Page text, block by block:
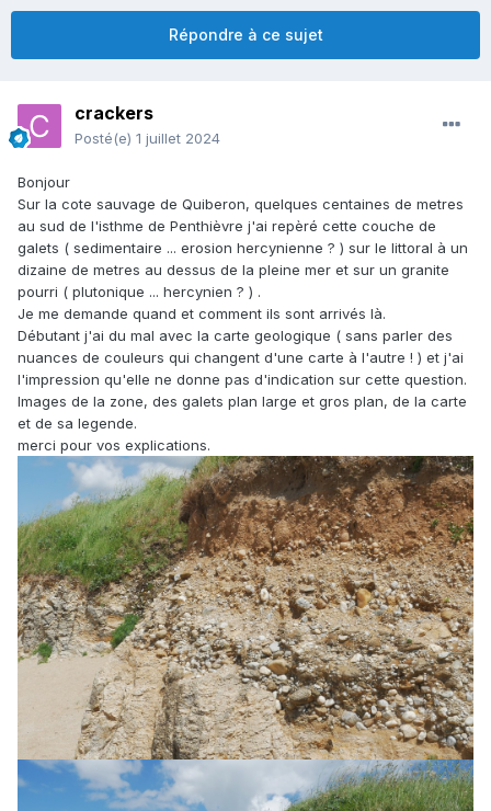
Répondre à ce sujet
crackers
Posté(e) 1 juillet 2024
Bonjour
Sur la cote sauvage de Quiberon, quelques centaines de metres
au sud de l'isthme de Penthièvre j'ai repèré cette couche de
galets ( sedimentaire ... erosion hercynienne ? ) sur le littoral à un
dizaine de metres au dessus de la pleine mer et sur un granite
pourri ( plutonique ... hercynien ? ) .
Je me demande quand et comment ils sont arrivés là.
Débutant j'ai du mal avec la carte geologique ( sans parler des
nuances de couleurs qui changent d'une carte à l'autre ! ) et j'ai
l'impression qu'elle ne donne pas d'indication sur cette question.
Images de la zone, des galets plan large et gros plan, de la carte
et de sa legende.
merci pour vos explications.